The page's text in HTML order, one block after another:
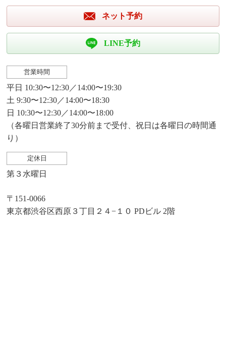
ネット予約
LINE予約
営業時間
平日 10:30〜12:30／14:00〜19:30
土 9:30〜12:30／14:00〜18:30
日 10:30〜12:30／14:00〜18:00
（各曜日営業終了30分前まで受付、祝日は各曜日の時間通
り）
定休日
第３水曜日
〒151-0066
東京都渋谷区西原３丁目２４−１０ PDビル 2階